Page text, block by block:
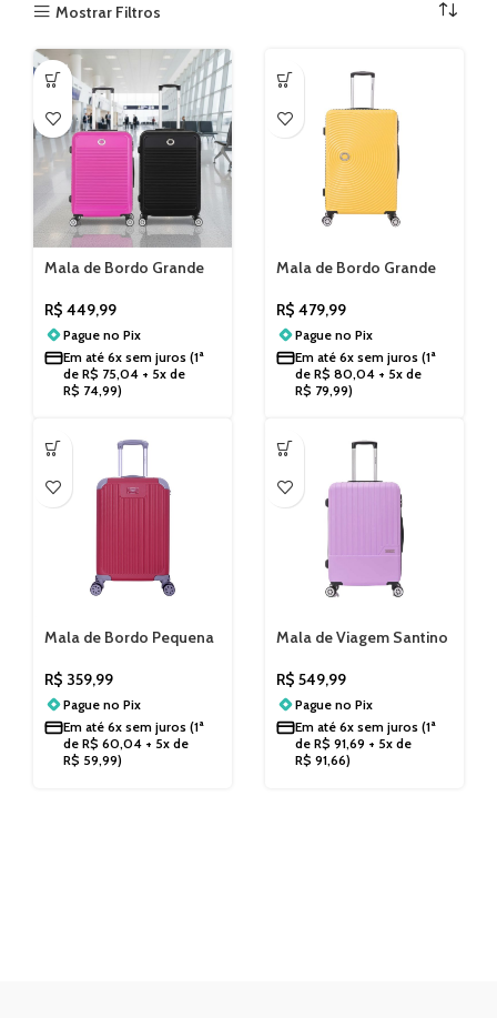
Mostrar Filtros
Mala de Bordo Grande
Santino AMZV183G
R$ 449,99
Pague no Pix
Em até 6x sem juros (1ª
de R$ 75,04 + 5x de
R$ 74,99)
Mala de Bordo Grande
Numérico Santino
AHSV208G
R$ 479,99
Pague no Pix
Em até 6x sem juros (1ª
de R$ 80,04 + 5x de
R$ 79,99)
Mala de Bordo Pequena
Cadeado Numérico
ASDV602P
R$ 359,99
Pague no Pix
Em até 6x sem juros (1ª
de R$ 60,04 + 5x de
R$ 59,99)
Mala de Viagem Santino
MZV505G
R$ 549,99
Pague no Pix
Em até 6x sem juros (1ª
de R$ 91,69 + 5x de
R$ 91,66)